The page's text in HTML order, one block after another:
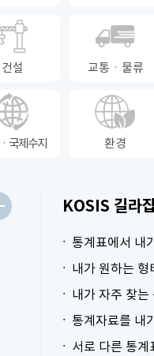
건설 교통ㆍ물류
국제수지 환경
KOSIS 길라
내가 자주 찾는